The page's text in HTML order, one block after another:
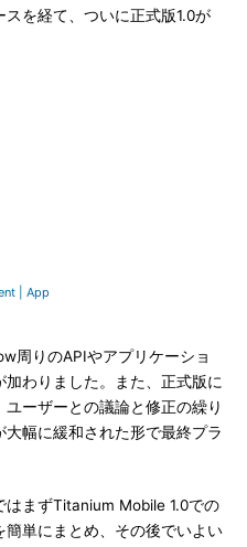
を経て、ついに正式版1.0が
| App
周りのAPIやアプリケーショ
わりました。また、正式版に
ーザーとの議論と修正の繰り
幅に緩和された形で最終プラ
まずTitanium Mobile 1.0での
単にまとめ、その後でいよい